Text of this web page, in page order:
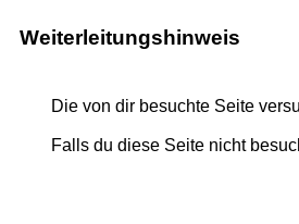
Weiterleitungshinweis
Die von dir besuchte Seite
Falls du diese Seite nicht